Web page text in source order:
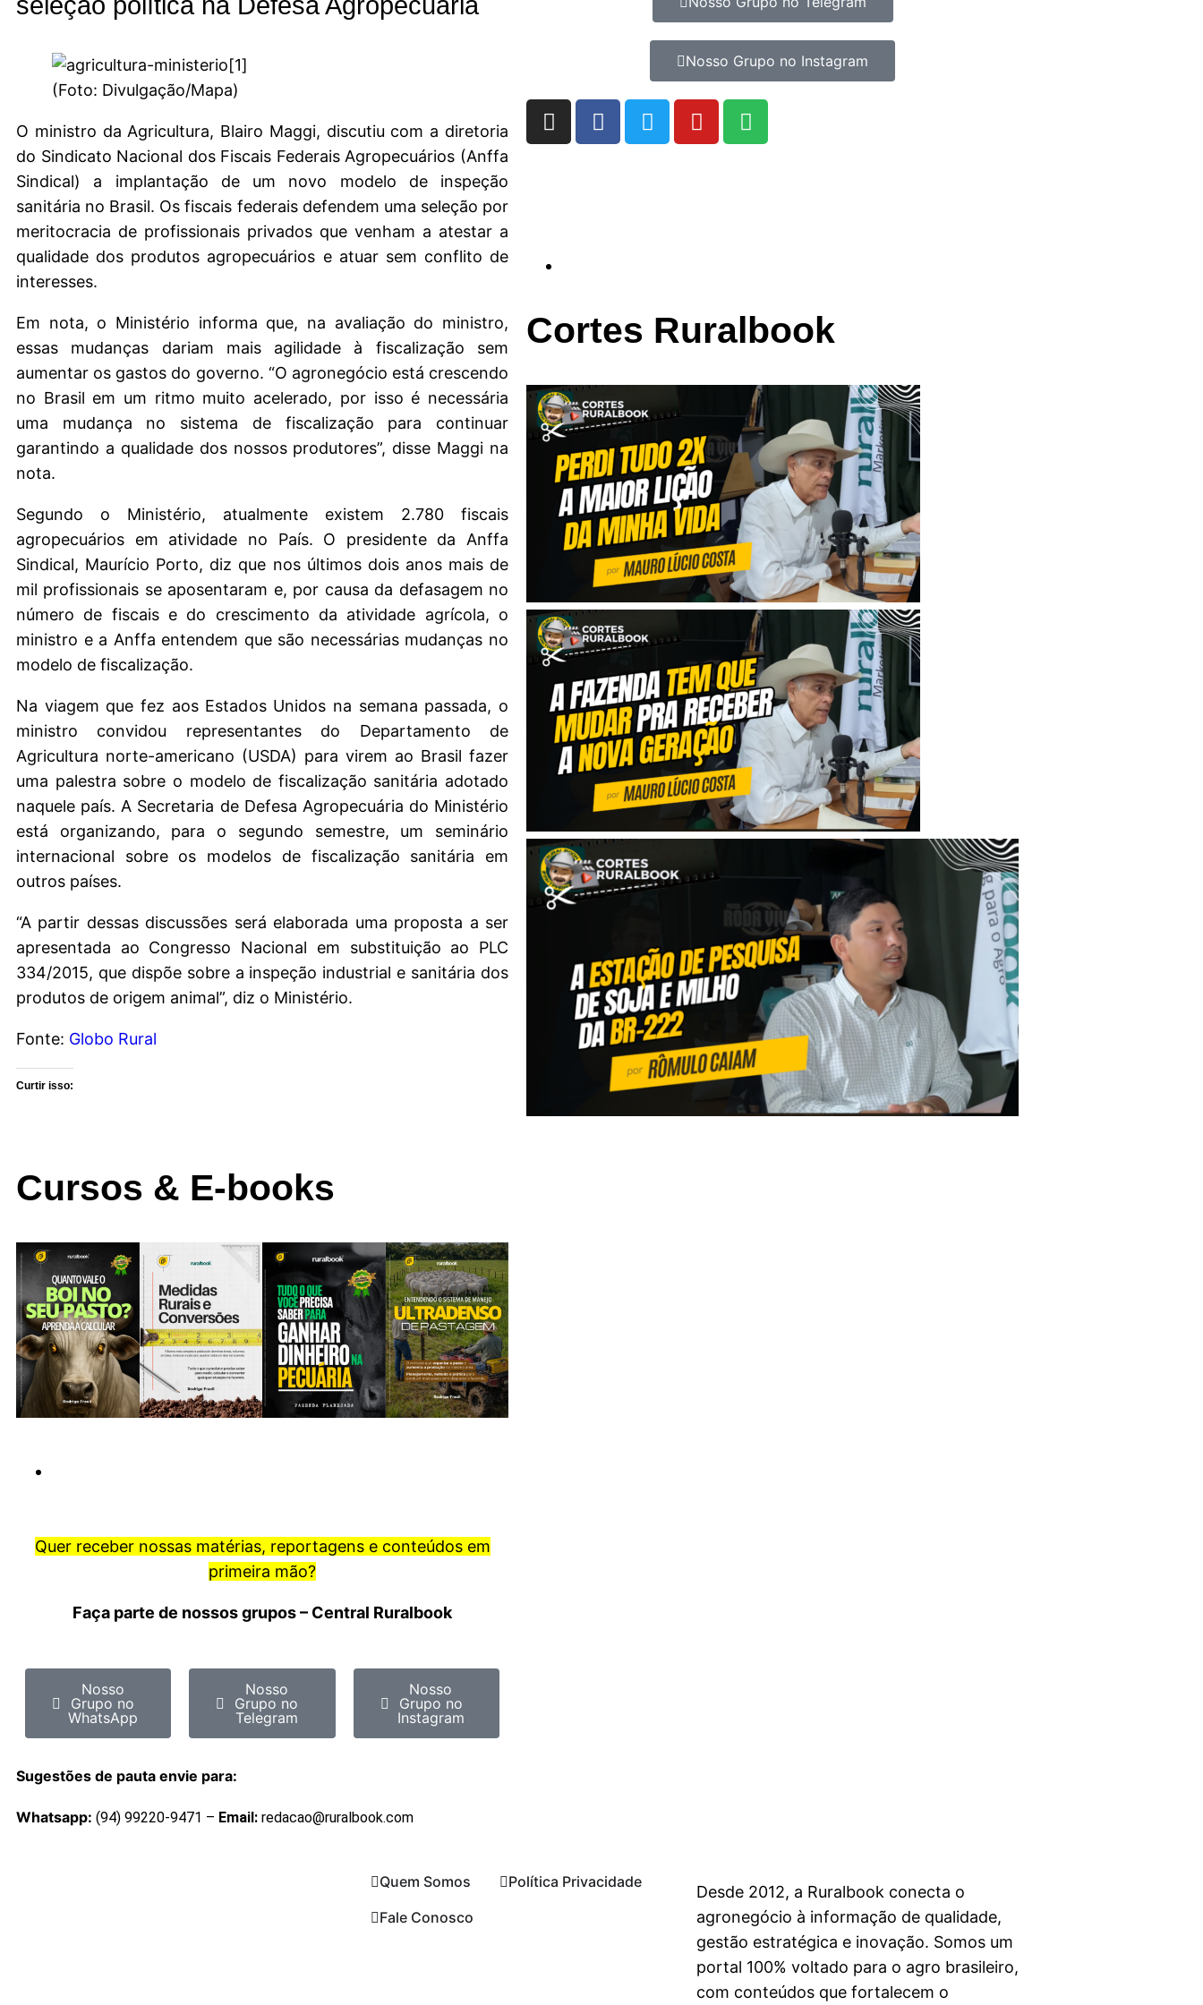
(Foto: Divulgação/Mapa)
O ministro da Agricultura, Blairo Maggi, discutiu com a diretoria
do Sindicato Nacional dos Fiscais Federais Agropecuários (Anffa
Sindical) a implantação de um novo modelo de inspeção
sanitária no Brasil. Os fiscais federais defendem uma seleção por
meritocracia de profissionais privados que venham a atestar a
qualidade dos produtos agropecuários e atuar sem conflito de
interesses.
Em nota, o Ministério informa que, na avaliação do ministro,
essas mudanças dariam mais agilidade à fiscalização sem
aumentar os gastos do governo. “O agronegócio está crescendo
no Brasil em um ritmo muito acelerado, por isso é necessária
uma mudança no sistema de fiscalização para continuar
garantindo a qualidade dos nossos produtores”, disse Maggi na
nota.
Segundo o Ministério, atualmente existem 2.780 fiscais
agropecuários em atividade no País. O presidente da Anffa
Sindical, Maurício Porto, diz que nos últimos dois anos mais de
mil profissionais se aposentaram e, por causa da defasagem no
número de fiscais e do crescimento da atividade agrícola, o
ministro e a Anffa entendem que são necessárias mudanças no
modelo de fiscalização.
Na viagem que fez aos Estados Unidos na semana passada, o
ministro convidou representantes do Departamento de
Agricultura norte-americano (USDA) para virem ao Brasil fazer
uma palestra sobre o modelo de fiscalização sanitária adotado
naquele país. A Secretaria de Defesa Agropecuária do Ministério
está organizando, para o segundo semestre, um seminário
internacional sobre os modelos de fiscalização sanitária em
outros países.
“A partir dessas discussões será elaborada uma proposta a ser
apresentada ao Congresso Nacional em substituição ao PLC
334/2015, que dispõe sobre a inspeção industrial e sanitária dos
produtos de origem animal”, diz o Ministério.
Fonte: Globo Rural
Curtir isso:
Cursos & E-books
Quer receber nossas matérias, reportagens e conteúdos em
primeira mão?
Faça parte de nossos grupos – Central Ruralbook
Nosso
Grupo no
WhatsApp
Nosso
Grupo no
Telegram
Nosso
Grupo no
Instagram
Sugestões de pauta envie para:
Whatsapp: (94) 99220-9471 – Email: redacao@ruralbook.com
Nosso Grupo no Instagram
Cortes Ruralbook
Quem Somos
Política Privacidade
Fale Conosco
Desde 2012, a Ruralbook conecta o
agronegócio à informação de qualidade,
gestão estratégica e inovação. Somos um
portal 100% voltado para o agro brasileiro,
com conteúdos que fortalecem o